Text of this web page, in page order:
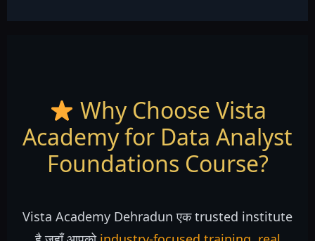
Why Choose Vista
Academy for Data Analyst
Foundations Course?
Vista Academy Dehradun एक trusted institute